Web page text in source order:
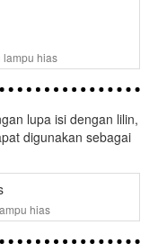
lampu hias
lupa isi dengan lilin,
digunakan sebagai
hias